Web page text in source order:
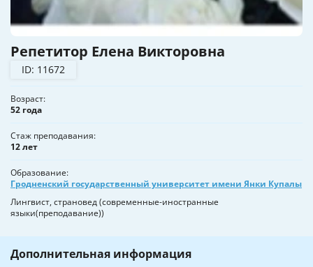
Репетитор Елена Викторовна
ID: 11672
Возраст
52 года
Стаж преподавания
12 лет
Образование
Гродненский государственный университет имени Янки Купалы
Лингвист, страновед (современные-иностранные
языки(преподавание))
Дополнительная информация